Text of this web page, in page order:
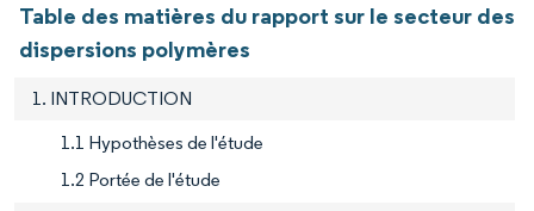
Table des matières du rapport sur le secteur des
dispersions polymères
1. INTRODUCTION
1.1 Hypothèses de l'étude
1.2 Portée de l'étude